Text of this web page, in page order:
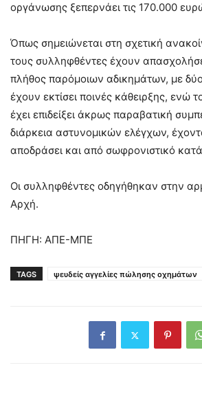
οργάνωσης ξεπερνάει τις 170.000
Όπως σημειώνεται στη σχετική
τους συλληφθέντες έχουν
πλήθος παρόμοιων αδικημάτων, με
έχουν εκτίσει ποινές κάθειρξης, ενώ
έχει επιδείξει άκρως παραβατική
διάρκεια αστυνομικών ελέγχων,
αποδράσει και από σωφρονιστικό
Οι συλληφθέντες οδηγήθηκαν στην
Αρχή.
ΠΗΓΗ: ΑΠΕ-ΜΠΕ
TAGS ψευδείς αγγελίες πώλησης οχημάτων